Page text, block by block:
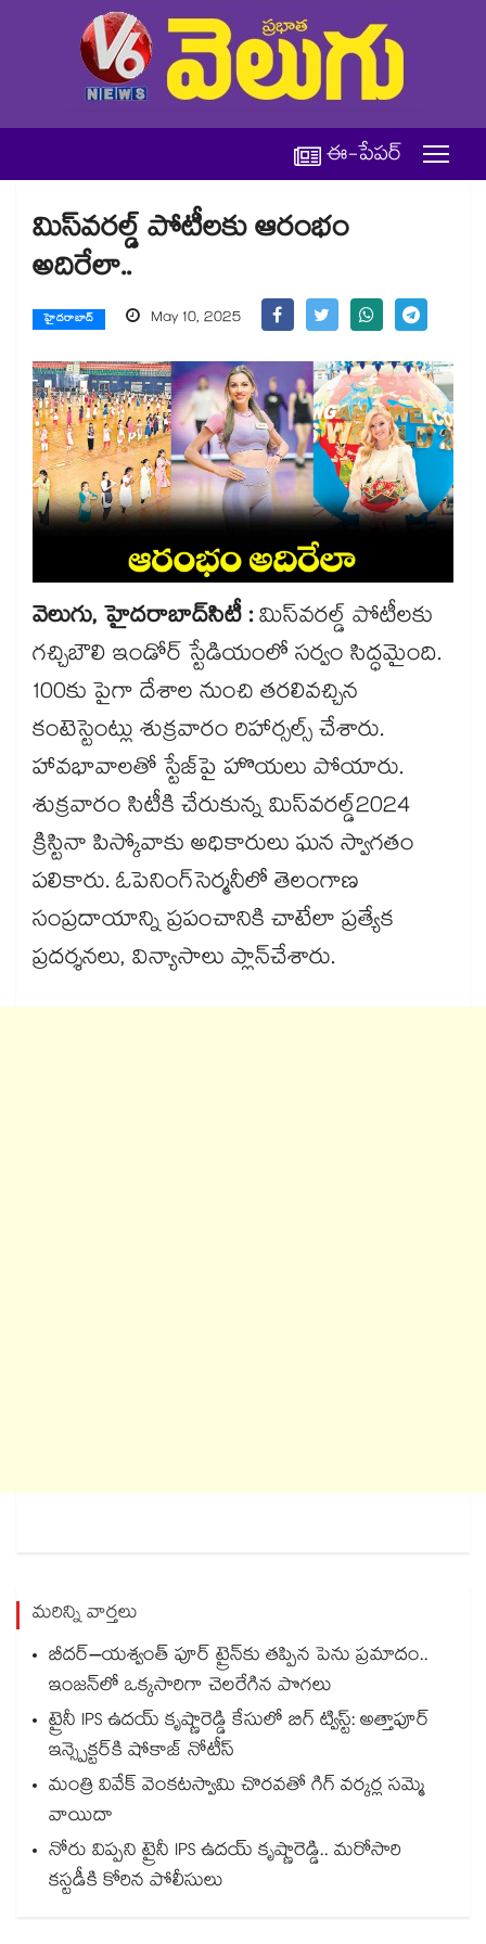
ఈ-పేపర్
మిస్​వరల్డ్ ​పోటీలకు ఆరంభం
అదిరేలా..
హైదరాబాద్ May 10, 2025
వెలుగు, హైదరాబాద్​సిటీ :మిస్​వరల్డ్ ​పోటీలకు
గచ్చిబౌలి ఇండోర్ స్టేడియంలో సర్వం సిద్ధమైంది.
100కు పైగా దేశాల నుంచి తరలివచ్చిన
కంటెస్టెంట్లు శుక్రవారం రిహార్సల్స్ చేశారు.
హావభావాలతో స్టేజ్​పై హొయలు పోయారు.
శుక్రవారం సిటీకి చేరుకున్న మిస్​వరల్డ్​2024
క్రిస్టినా పిస్కోవాకు అధికారులు ఘన స్వాగతం
పలికారు. ఓపెనింగ్​సెర్మనీలో తెలంగాణ
సంప్రదాయాన్ని ప్రపంచానికి చాటేలా ప్రత్యేక
ప్రదర్శనలు, విన్యాసాలు ప్లాన్​చేశారు.
మరిన్ని వార్తలు
బీదర్–యశ్వంత్ పూర్ ట్రైన్‎కు తప్పిన పెను ప్రమాదం..
ఇంజన్‎లో ఒక్కసారిగా చెలరేగిన పొగలు
ట్రైనీ IPS ఉదయ్ కృష్ణారెడ్డి కేసులో బిగ్ ట్విస్ట్: అత్తాపూర్
ఇన్స్పెక్టర్‎కి షోకాజ్ నోటీస్
మంత్రి వివేక్ వెంకటస్వామి చొరవతో గిగ్ వర్కర్ల సమ్మె
వాయిదా
నోరు విప్పని ట్రైనీ IPS ఉదయ్ కృష్ణారెడ్డి.. మరోసారి
కస్టడీకి కోరిన పోలీసులు